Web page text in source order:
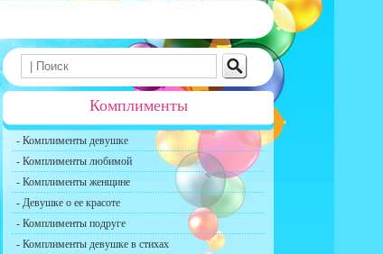
Комплименты
- Комплименты девушке
- Комплименты любимой
- Комплименты женщине
- Девушке о ее красоте
- Комплименты подруге
- Комплименты девушке в стихах